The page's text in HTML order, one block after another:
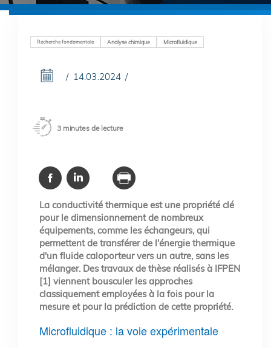
Recherche fondamentale Analyse chimique Microfluidique
14.03.2024
3 minutes de lecture
La conductivité thermique est une propriété clé
pour le dimensionnement de nombreux
équipements, comme les échangeurs, qui
permettent de transférer de l'énergie thermique
d'un fluide caloporteur vers un autre, sans les
mélanger. Des travaux de thèse réalisés à IFPEN
[1] viennent bousculer les approches
classiquement employées à la fois pour la
mesure et pour la prédiction de cette propriété.
Microfluidique : la voie expérimentale